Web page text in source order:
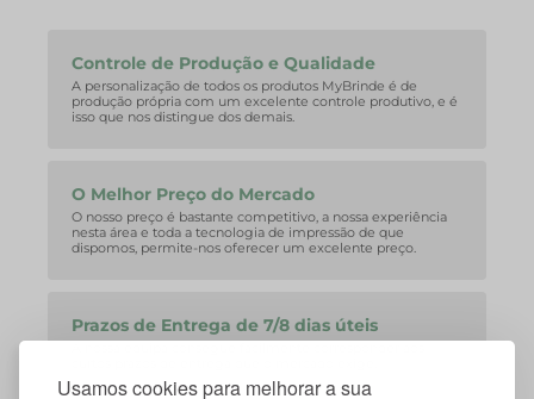
Usamos cookies para melhorar a sua
Controle de Produção e Qualidade
A personalização de todos os produtos MyBrinde é de
produção própria com um excelente controle produtivo, e é
isso que nos distingue dos demais.
O Melhor Preço do Mercado
O nosso preço é bastante competitivo, a nossa experiência
nesta área e toda a tecnologia de impressão de que
dispomos, permite-nos oferecer um excelente preço.
Prazos de Entrega de 7/8 dias úteis